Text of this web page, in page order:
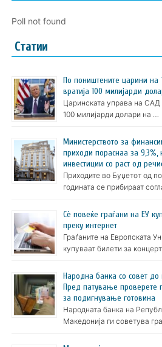
Poll not found
Статии
По поништените царини на
вратија 100 милијарди
Царинската управа на САД
100 милијарди долари на …
Министерството за
приходи пораснаа за 9,3%,
инвестиции со раст од
Приходите во Буџетот од
годината се прибираат
Сè повеќе граѓани на ЕУ
преку интернет
Граѓаните на Европската
купуваат билети за
Народна банка со совет до
Пред патување проверете
за подигнување готовина
Народната банка на
Македонија ги советува